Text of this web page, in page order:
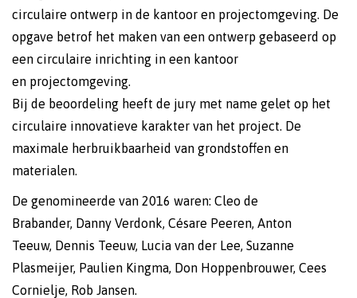
circulaire ontwerp in de kantoor en projectomgeving. De
opgave betrof het maken van een ontwerp gebaseerd op
een circulaire inrichting in een kantoor
en projectomgeving.
Bij de beoordeling heeft de jury met name gelet op het
circulaire innovatieve karakter van het project. De
maximale herbruikbaarheid van grondstoffen en
materialen.
De genomineerde van 2016 waren: ‪Cleo de
Brabander, ‪Danny Verdonk, ‪Césare Peeren, ‪Anton
Teeuw, ‪Dennis Teeuw, Lucia van der Lee, ‪Suzanne
Plasmeijer, Paulien Kingma, Don Hoppenbrouwer, Cees
Cornielje, Rob Jansen.